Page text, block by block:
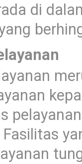
di